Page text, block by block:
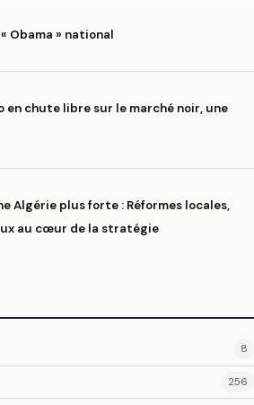
Obama » national
en chute libre sur le marché noir, une
Algérie plus forte : Réformes locales,
au cœur de la stratégie
8
256